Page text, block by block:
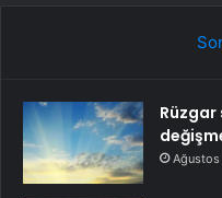
Rüzgar
Ağustos